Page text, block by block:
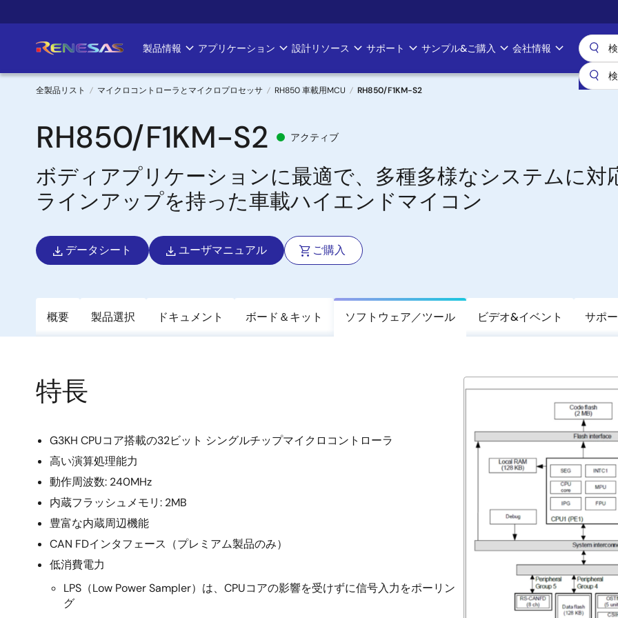
イ
ン
Main
navigation
製品情報 アプリケーション 設計リソース サポート サンプル&ご購入 会社情報
パ
ン
く
ず
全製品リスト マイクロコントローラとマイクロプロセッサ RH850 車載用MCU RH850/F1KM-S2
RH850/F1KM-S2 アクティブ
ボディアプリケーションに最適で、多種多様なシステムに対
ラインアップを持った車載ハイエンドマイコン
データシート ユーザマニュアル ご購入
概要 製品選択 ドキュメント ボード＆キット ソフトウェア／ツール ビデオ&イベント サポ
特長
G3KH CPUコア搭載の32ビット シングルチップマイクロコントローラ
高い演算処理能力
動作周波数: 240MHz
内蔵フラッシュメモリ: 2MB
豊富な内蔵周辺機能
CAN FDインタフェース（プレミアム製品のみ）
低消費電力
LPS（Low Power Sampler）は、CPUコアの影響を受けずに信号入力をポーリン
グ